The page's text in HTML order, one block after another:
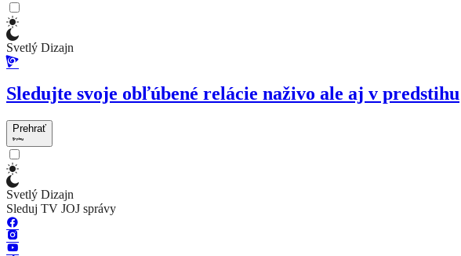
Svetlý Dizajn
Sledujte svoje obľúbené relácie naživo ale aj v predstihu
Prehrať
Svetlý Dizajn
Sleduj TV JOJ správy